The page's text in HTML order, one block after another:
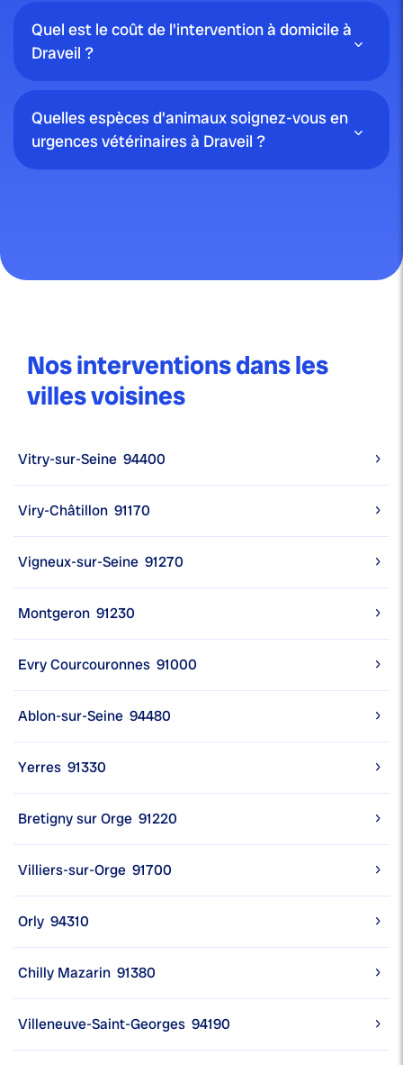
Quel est le coût de l'intervention à domicile à
Draveil ?
Quelles espèces d'animaux soignez-vous en
urgences vétérinaires à Draveil ?
Nos interventions dans les
villes voisines
Vitry-sur-Seine 94400
Viry-Châtillon 91170
Vigneux-sur-Seine 91270
Montgeron 91230
Evry Courcouronnes 91000
Ablon-sur-Seine 94480
Yerres 91330
Bretigny sur Orge 91220
Villiers-sur-Orge 91700
Orly 94310
Chilly Mazarin 91380
Villeneuve-Saint-Georges 94190